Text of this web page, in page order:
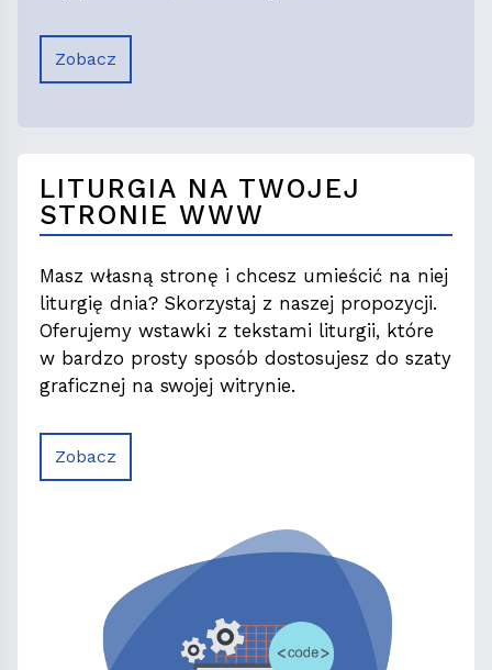
Zobacz
LITURGIA NA TWOJEJ
STRONIE WWW
Masz własną stronę i chcesz umieścić na niej
liturgię dnia? Skorzystaj z naszej propozycji.
Oferujemy wstawki z tekstami liturgii, które
w bardzo prosty sposób dostosujesz do szaty
graficznej na swojej witrynie.
Zobacz